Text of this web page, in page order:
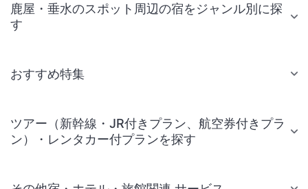
鹿屋・垂水のスポット周辺の宿をジャンル別に探
す
おすすめ特集
ツアー（新幹線・JR付きプラン、航空券付きプラ
ン）・レンタカー付プランを探す